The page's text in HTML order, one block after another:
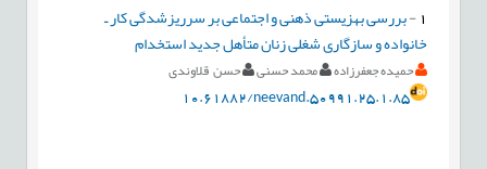
-بررسی بهزیستی ذهنی و اجتماعی بر سرریزشدگی کار ـ
خانواده و سازگاری شغلی زنان متأهل جدید استخدام
حمیده جعفرزاده محمد حسنی حسن قلاوندی
10.61882/neevand.50991.25.1.85